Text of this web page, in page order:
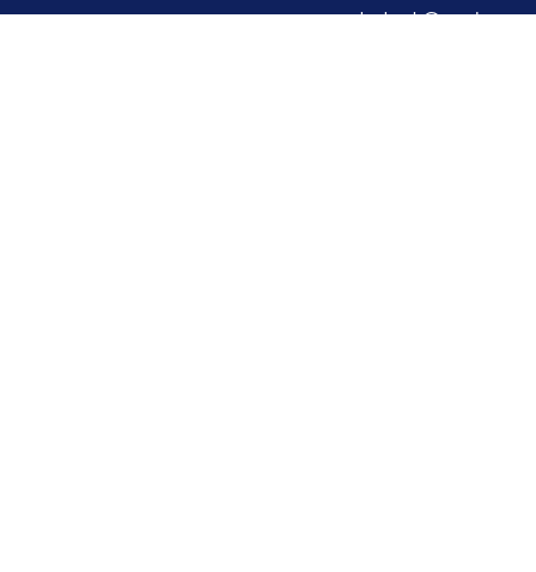
pbn.book@yandex.ru